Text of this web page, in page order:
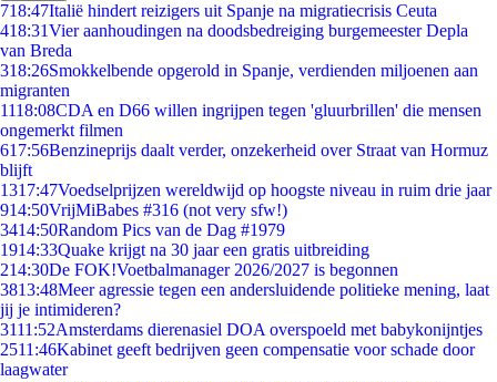
718:47Italië hindert reizigers uit Spanje na migratiecrisis Ceuta
418:31Vier aanhoudingen na doodsbedreiging burgemeester Depla
van Breda
318:26Smokkelbende opgerold in Spanje, verdienden miljoenen aan
migranten
1118:08CDA en D66 willen ingrijpen tegen 'gluurbrillen' die mensen
ongemerkt filmen
617:56Benzineprijs daalt verder, onzekerheid over Straat van Hormuz
blijft
1317:47Voedselprijzen wereldwijd op hoogste niveau in ruim drie jaar
914:50VrijMiBabes #316 (not very sfw!)
3414:50Random Pics van de Dag #1979
1914:33Quake krijgt na 30 jaar een gratis uitbreiding
214:30De FOK!Voetbalmanager 2026/2027 is begonnen
3813:48Meer agressie tegen een andersluidende politieke mening, laat
jij je intimideren?
3111:52Amsterdams dierenasiel DOA overspoeld met babykonijntjes
2511:46Kabinet geeft bedrijven geen compensatie voor schade door
laagwater